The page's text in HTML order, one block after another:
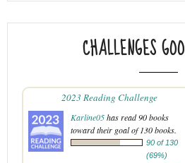
CHALLENGES
2023 Reading Challenge
Karline05has read 90 books
toward their goal of 130 books.
90 of 130
(69%)